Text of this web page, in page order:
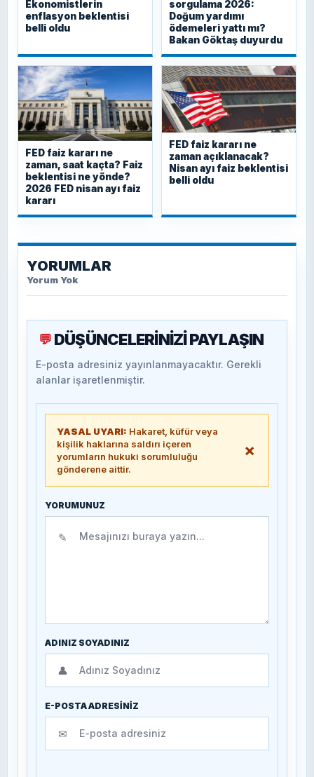
Ekonomistlerin
enflasyon beklentisi
belli oldu
sorgulama 2026:
Doğum yardımı
ödemeleri yattı mı?
Bakan Göktaş duyurdu
FED faiz kararı ne
zaman, saat kaçta? Faiz
beklentisi ne yönde?
2026 FED nisan ayı faiz
kararı
FED faiz kararı ne
zaman açıklanacak?
Nisan ayı faiz beklentisi
belli oldu
YORUMLAR
Yorum Yok
💬 DÜŞÜNCELERİNİZİ PAYLAŞIN
E-posta adresiniz yayınlanmayacaktır. Gerekli
alanlar işaretlenmiştir.
YASAL UYARI: Hakaret, küfür veya
kişilik haklarına saldırı içeren
yorumların hukuki sorumluluğu
gönderene aittir.
×
YORUMUNUZ
✎
ADINIZ SOYADINIZ
👤
E-POSTA ADRESİNİZ
✉